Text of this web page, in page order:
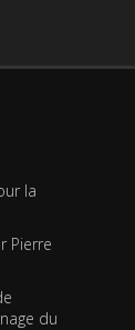
la
Pierre
du